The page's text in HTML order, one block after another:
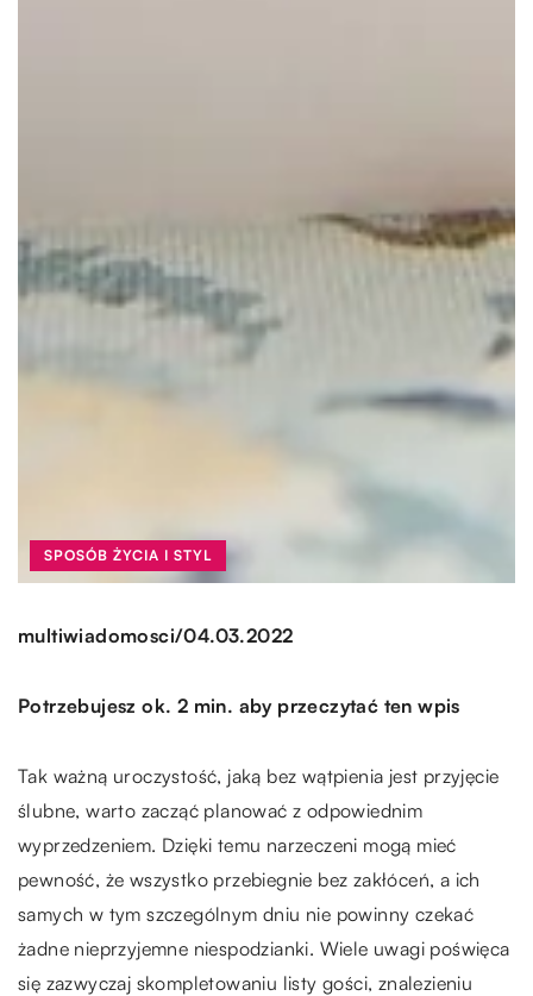
SPOSÓB ŻYCIA I STYL
multiwiadomosci/04.03.2022
Potrzebujesz ok. 2 min. aby przeczytać ten wpis
Tak ważną uroczystość, jaką bez wątpienia jest przyjęcie
ślubne, warto zacząć planować z odpowiednim
wyprzedzeniem. Dzięki temu narzeczeni mogą mieć
pewność, że wszystko przebiegnie bez zakłóceń, a ich
samych w tym szczególnym dniu nie powinny czekać
żadne nieprzyjemne niespodzianki. Wiele uwagi poświęca
się zazwyczaj skompletowaniu listy gości, znalezieniu